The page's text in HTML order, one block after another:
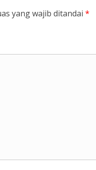
yang wajib ditandai *